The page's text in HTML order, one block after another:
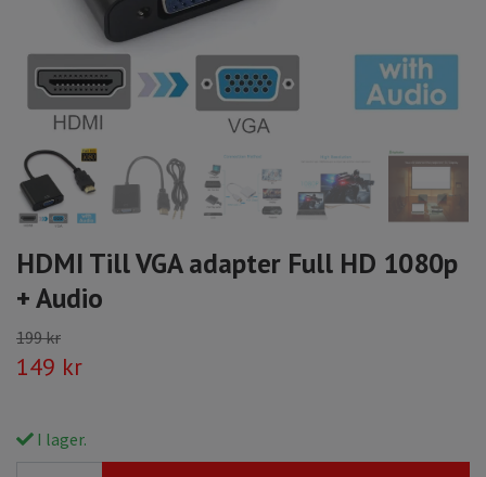
HDMI Till VGA adapter Full HD 1080p
+ Audio
199 kr
149 kr
I lager.